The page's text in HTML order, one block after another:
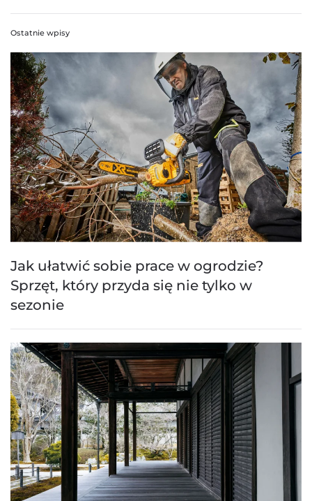
Ostatnie wpisy
Jak ułatwić sobie prace w ogrodzie?
Sprzęt, który przyda się nie tylko w
sezonie